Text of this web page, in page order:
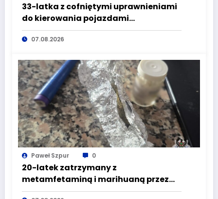
33-latka z cofniętymi uprawnieniami
do kierowania pojazdami
wyeliminowana z lokalnych dróg
07.08.2026
Paweł Szpur 0
20-latek zatrzymany z
metamfetaminą i marihuaną przez
głuszyckich policjantów